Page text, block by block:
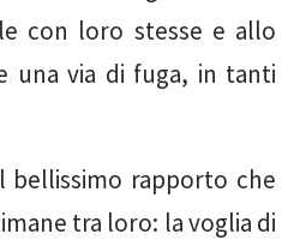
con loro stesse e allo
una via di fuga, in tanti
bellissimo rapporto che
tra loro: la voglia di